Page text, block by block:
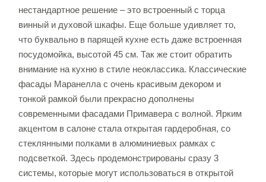
нестандартное решение – это встроенный с торца
винный и духовой шкафы. Еще больше удивляет то,
что буквально в парящей кухне есть даже встроенная
посудомойка, высотой 45 см. Так же стоит обратить
внимание на кухню в стиле неоклассика. Классические
фасады Маранелла с очень красивым декором и
тонкой рамкой были прекрасно дополнены
современными фасадами Примавера с волной. Ярким
акцентом в салоне стала открытая гардеробная, со
стеклянными полками в алюминиевых рамках с
подсветкой. Здесь продемонстрированы сразу 3
системы, которые могут использоваться в открытой